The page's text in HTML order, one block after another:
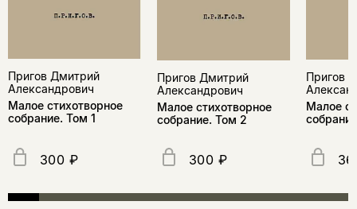
Пригов Дмитрий
Александрович
Малое стихотворное
собрание. Том 1
300 ₽
Пригов Дмитрий
Александрович
Малое стихотворное
собрание. Том 2
300 ₽
Пригов
Малое